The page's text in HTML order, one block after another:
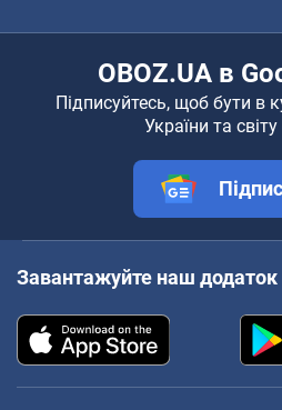
OBOZ.UA в
Підписуйтесь, щоб бути в
України та світу
Завантажуйте наш додаток